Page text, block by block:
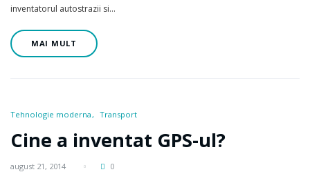
inventatorul autostrazii si…
MAI MULT
Tehnologie moderna Transport
Cine a inventat GPS-ul?
august 21, 2014 0